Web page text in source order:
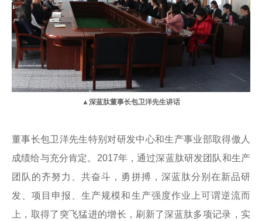
▲深蓝肽董事长包卫洋先生讲话
董事长包卫洋先生特别对研发中心和生产事业部取得傲人
成绩给与充分肯定。2017年，通过深蓝肽研发团队和生产
团队的齐努力、共奋斗，勇拼搏，深蓝肽分别在新品研
发、项目申报、生产规模和生产强度作业上可谓逆流而
上，取得了突飞猛进的增长，刷新了深蓝肽多项记录，实